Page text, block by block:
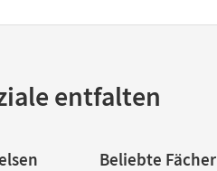
entfalten
Beliebte Fächer